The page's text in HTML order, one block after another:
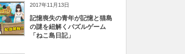
2017年11月13日
記憶喪失の青年が記憶と猫島
の謎を紐解くパズルゲーム
「ねこ島日記」